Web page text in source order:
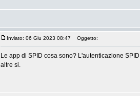
Inviato: 06 Giu 2023 08:47 Oggetto:
Le app di SPID cosa sono? L'autenticazione
altre si.